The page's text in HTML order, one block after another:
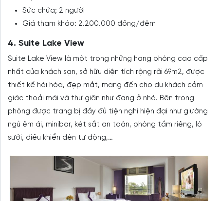
Sức chứa; 2 người
Giá tham khảo: 2.200.000 đồng/đêm
4. Suite Lake View
Suite Lake View là một trong những hạng phòng cao cấp
nhất của khách sạn, sở hữu diện tích rộng rãi 69m2, được
thiết kế hài hòa, đẹp mắt, mang đến cho du khách cảm
giác thoải mái và thư giãn như đang ở nhà. Bên trong
phòng được trang bị đầy đủ tiện nghi hiện đại như giường
ngủ êm ái, minibar, két sắt an toàn, phòng tắm riêng, lò
sưởi, điều khiển đèn tự động,…